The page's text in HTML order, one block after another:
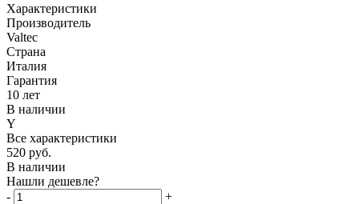
Характеристики
Производитель
Valtec
Страна
Италия
Гарантия
10 лет
В наличии
Y
Все характеристики
520 руб.
В наличии
Нашли дешевле?
-
+